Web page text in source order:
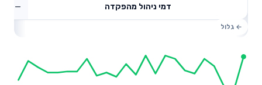
דמי ניהול מהפקדה —